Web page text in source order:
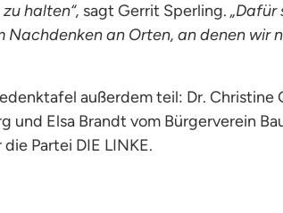
halten“, sagt Gerrit Sperling.„Dafür
an Orten, an denen wir
außerdem teil: Dr. Christine
Elsa Brandt vom Bürgerverein
Partei DIE LINKE.